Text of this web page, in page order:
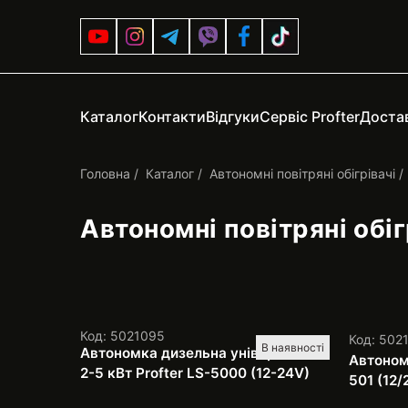
КаталогКонтактиВідгукиСервіс Profter
Головна Каталог Автономні повітряні обігрівачі
Автономні повітряні
В наявності
Код: 5021095
Автономка дизельна універсальна
2-5 кВт Profter LS-5000 (12-24V)
Код:
501